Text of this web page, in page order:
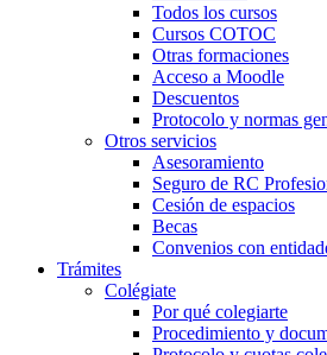
Todos los cursos
Cursos COTOC
Otras formaciones
Acceso a Moodle
Descuentos
Protocolo y normas
Otros servicios
Asesoramiento
Seguro de RC
Cesión de espacios
Becas
Convenios con
Trámites
Colégiate
Por qué colegiarte
Procedimiento y